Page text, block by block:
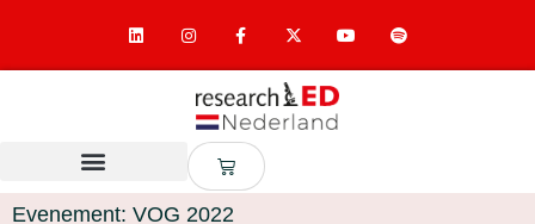
Evenement: VOG 2022